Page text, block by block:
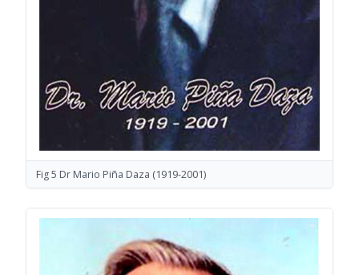
Fig 5 Dr Mario Piña Daza (1919-2001)